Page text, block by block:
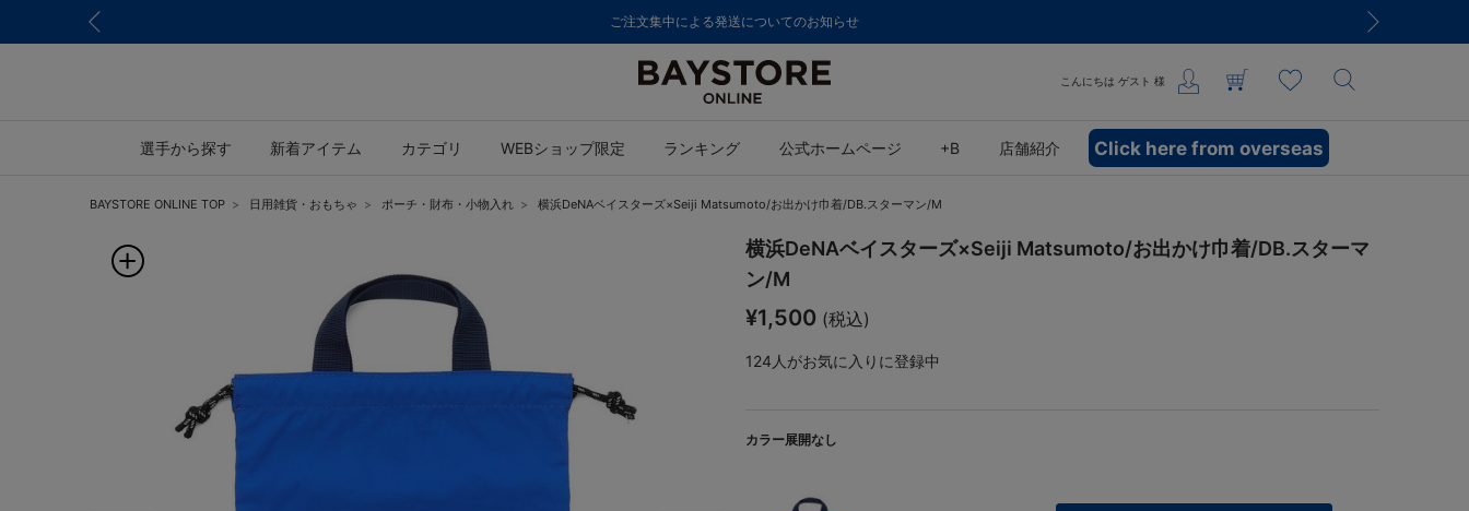
ご注文集中による発送についてのお知らせ
こんにちは ゲスト 様
選手から探す 新着アイテム カテゴリ WEBショップ限定 ランキング 公式ホームページ +B 店舗紹介 Click here from overseas
BAYSTORE ONLINE TOP 日用雑貨・おもちゃ ポーチ・財布・小物入れ 横浜DeNAベイスターズ×Seiji Matsumoto/お出かけ巾着/DB.スターマン/M
横浜DeNAベイスターズ×Seiji Matsumoto/お出かけ巾着/DB.スターマ
ン/M
¥1,500 (税込)
124 人がお気に入りに登録中
カラー展開なし